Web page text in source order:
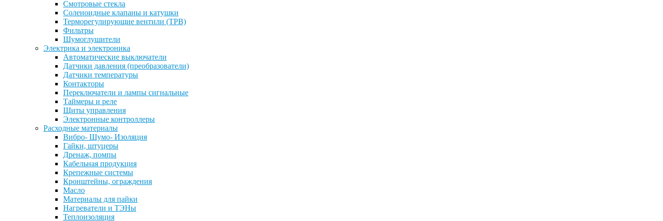
Смотровые стекла
Соленоидные клапаны и катушки
Терморегулирующие вентили (ТРВ)
Фильтры
Шумоглушители
Электрика и электроника
Автоматические выключатели
Датчики давления (преобразователи)
Датчики температуры
Контакторы
Переключатели и лампы сигнальные
Таймеры и реле
Щиты управления
Электронные контроллеры
Расходные материалы
Вибро- Шумо- Изоляция
Гайки, штуцеры
Дренаж, помпы
Кабельная продукция
Крепежные системы
Кронштейны, ограждения
Масло
Материалы для пайки
Нагреватели и ТЭНы
Теплоизоляция